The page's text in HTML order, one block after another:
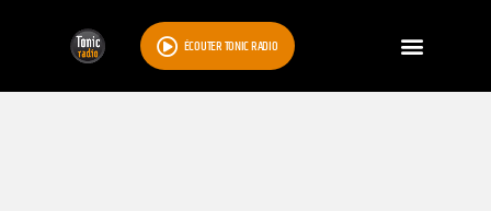
ÉCOUTER TONIC RADIO